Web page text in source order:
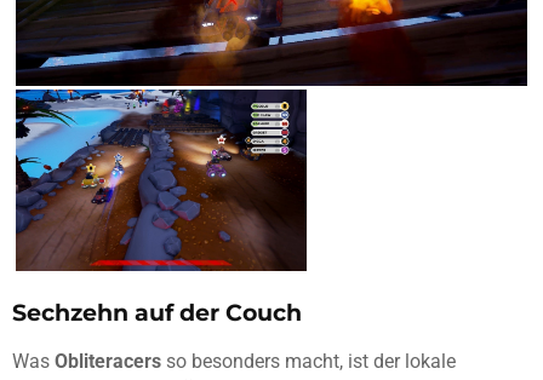
Sechzehn auf der Couch
Was Obliteracers so besonders macht, ist der lokale